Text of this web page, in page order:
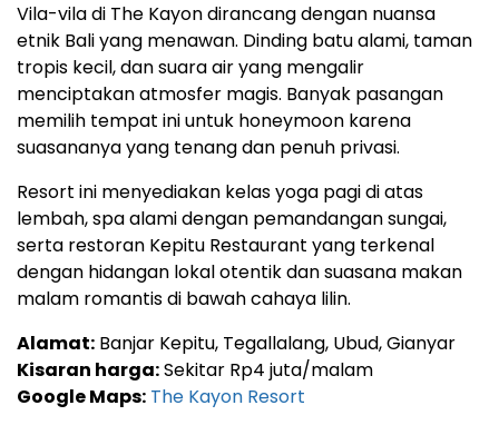
Vila-vila di The Kayon dirancang dengan nuansa
etnik Bali yang menawan. Dinding batu alami, taman
tropis kecil, dan suara air yang mengalir
menciptakan atmosfer magis. Banyak pasangan
memilih tempat ini untuk honeymoon karena
suasananya yang tenang dan penuh privasi.
Resort ini menyediakan kelas yoga pagi di atas
lembah, spa alami dengan pemandangan sungai,
serta restoran Kepitu Restaurant yang terkenal
dengan hidangan lokal otentik dan suasana makan
malam romantis di bawah cahaya lilin.
Alamat: Banjar Kepitu, Tegallalang, Ubud, Gianyar
Kisaran harga:Sekitar Rp4 juta/malam
Google Maps: The Kayon Resort